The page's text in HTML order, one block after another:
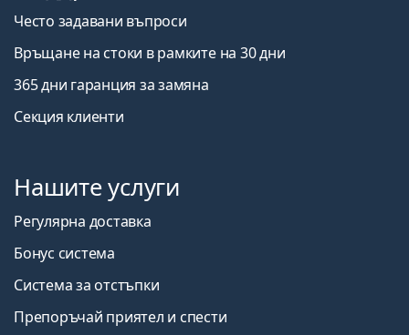
Често задавани въпроси
Връщане на стоки в рамките на 30 дни
365 дни гаранция за замяна
Секция клиенти
Нашите услуги
Регулярна доставка
Бонус система
Система за отстъпки
Препоръчай приятел и спести